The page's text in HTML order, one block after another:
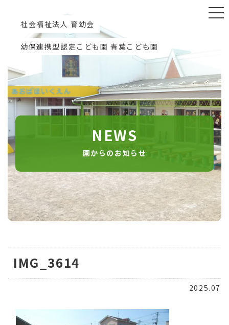
社会福祉法人 育幼会
幼保連携型認定こども園 青葉こども園
NEWS
園からのお知らせ
IMG_3614
2025.07